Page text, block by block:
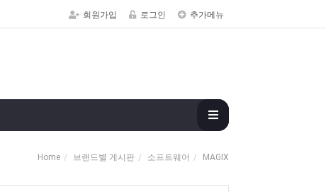
회원가입 로그인 추가메뉴
Home 브랜드별 게시판 소프트웨어 MAGIX